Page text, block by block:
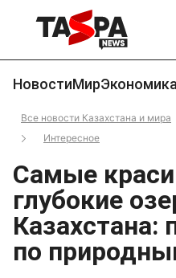
НовостиМирЭкономика
Все новости Казахстана и мира
Интересное
Самые
глубокие
Казахстана:
по